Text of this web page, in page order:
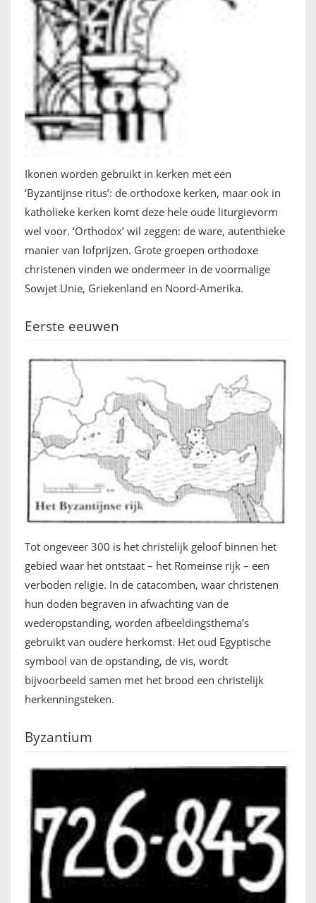
Ikonen worden gebruikt in kerken met een
‘Byzantijnse ritus’: de orthodoxe kerken, maar ook in
katholieke kerken komt deze hele oude liturgievorm
wel voor. ‘Orthodox’ wil zeggen: de ware, autenthieke
manier van lofprijzen. Grote groepen orthodoxe
christenen vinden we ondermeer in de voormalige
Sowjet Unie, Griekenland en Noord-Amerika.
Eerste eeuwen
Tot ongeveer 300 is het christelijk geloof binnen het
gebied waar het ontstaat – het Romeinse rijk – een
verboden religie. In de catacomben, waar christenen
hun doden begraven in afwachting van de
wederopstanding, worden afbeeldingsthema’s
gebruikt van oudere herkomst. Het oud Egyptische
symbool van de opstanding, de vis, wordt
bijvoorbeeld samen met het brood een christelijk
herkenningsteken.
Byzantium